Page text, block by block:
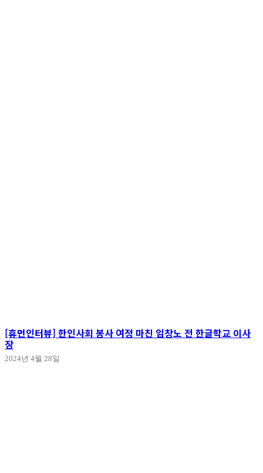
[휴먼인터뷰] 한인사회 봉사 여정 마친 임창노 전 한글학교 이사
장
2024년 4월 28일